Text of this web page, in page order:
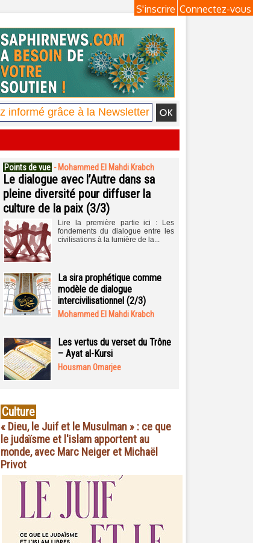
Connectez-vous
S'inscrire
Points de vue - Mohammed El Mahdi Krabch
Le dialogue avec l’Autre dans sa
pleine diversité pour diffuser la
culture de la paix (3/3)
Lire la première partie ici : Les
fondements du dialogue entre les
civilisations à la lumière de la...
La sira prophétique comme
modèle de dialogue
intercivilisationnel (2/3)
Mohammed El Mahdi Krabch
Les vertus du verset du Trône
– Ayat al-Kursi
Housman Omarjee
Culture
« Dieu, le Juif et le Musulman » : ce que
le judaïsme et l'islam apportent au
monde, avec Marc Neiger et Michaël
Privot